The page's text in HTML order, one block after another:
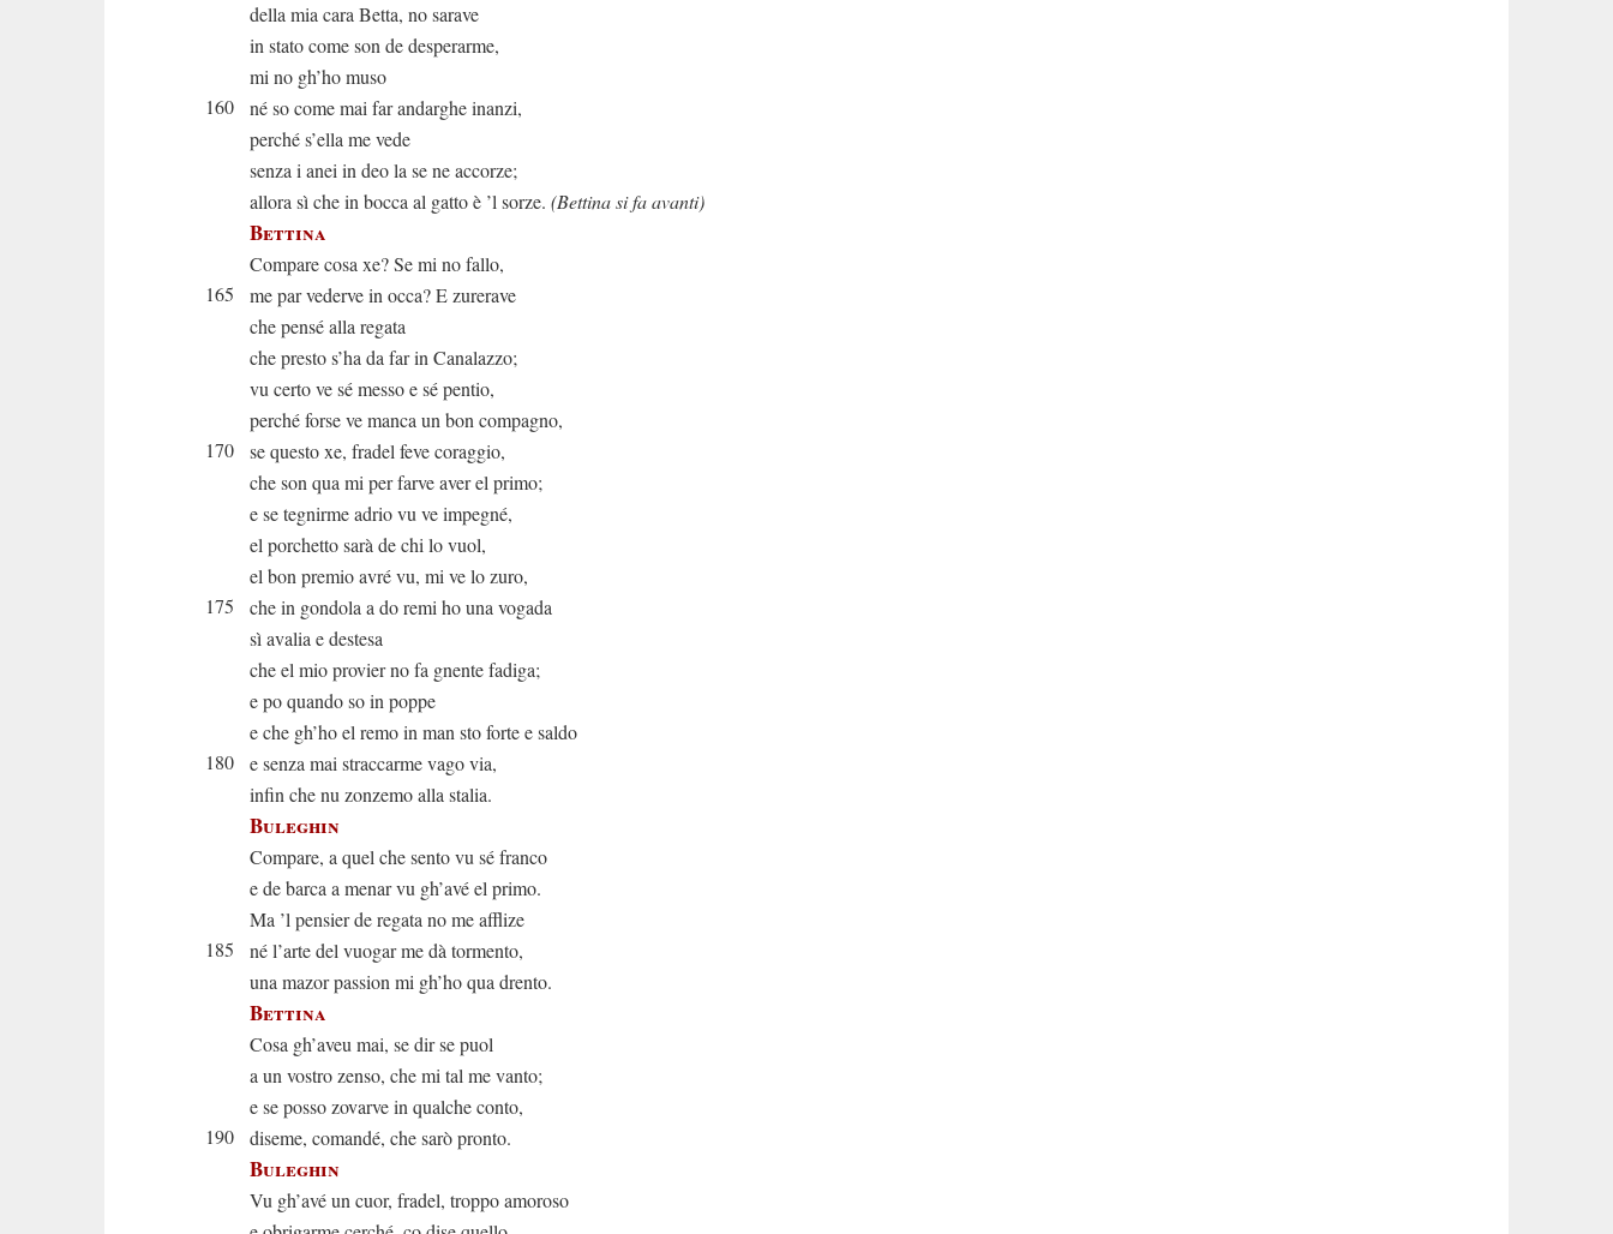
della mia cara Betta, no sarave
in stato come son de desperarme,
mi no gh’ho muso
160
né so come mai far andarghe inanzi,
perché s’ella me vede
senza i anei in deo la se ne accorze;
allora sì che in bocca al gatto è ’l sorze. (Bettina si fa avanti)
Bettina
Compare cosa xe? Se mi no fallo,
165
me par vederve in occa? E zurerave
che pensé alla regata
che presto s’ha da far in Canalazzo;
vu certo ve sé messo e sé pentio,
perché forse ve manca un bon compagno,
170
se questo xe, fradel feve coraggio,
che son qua mi per farve aver el primo;
e se tegnirme adrio vu ve impegné,
el porchetto sarà de chi lo vuol,
el bon premio avré vu, mi ve lo zuro,
175
che in gondola a do remi ho una vogada
sì avalia e destesa
che el mio provier no fa gnente fadiga;
e po quando so in poppe
e che gh’ho el remo in man sto forte e saldo
180
e senza mai straccarme vago via,
infin che nu zonzemo alla stalia.
Buleghin
Compare, a quel che sento vu sé franco
e de barca a menar vu gh’avé el primo.
Ma ’l pensier de regata no me afflize
185
né l’arte del vuogar me dà tormento,
una mazor passion mi gh’ho qua drento.
Bettina
Cosa gh’aveu mai, se dir se puol
a un vostro zenso, che mi tal me vanto;
e se posso zovarve in qualche conto,
190
diseme, comandé, che sarò pronto.
Buleghin
Vu gh’avé un cuor, fradel, troppo amoroso